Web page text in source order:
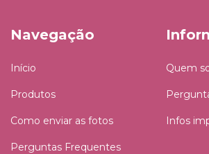
Navegação
Início
Produtos
Como enviar as fotos
Perguntas Frequentes
Quem
Infos